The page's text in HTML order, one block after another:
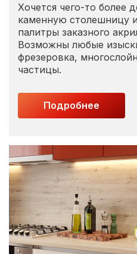
Хочется чего-то более
каменную столешницу
палитры заказного
Возможны любые
фрезеровка,
частицы.
Подробнее